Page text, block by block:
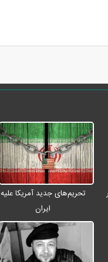
تحریم‌های جدید آمریکا علیه
ایران